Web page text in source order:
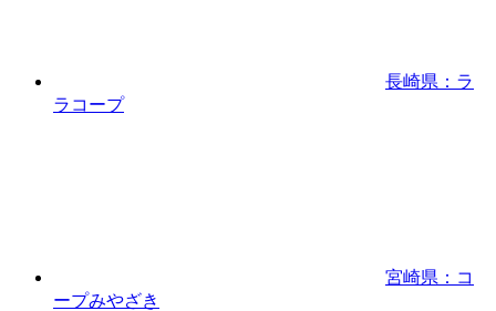
長崎県：ラ
ラコープ
宮崎県：コ
ープみやざき